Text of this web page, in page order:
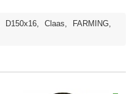
D150x16, Claas, FARMING,